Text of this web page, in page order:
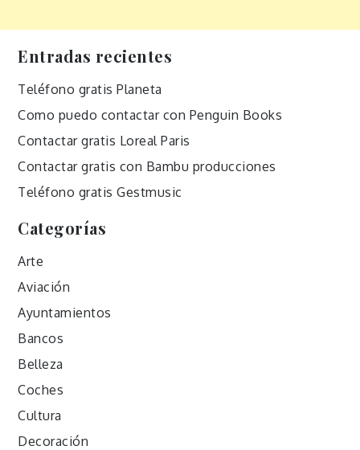
Entradas recientes
Teléfono gratis Planeta
Como puedo contactar con Penguin Books
Contactar gratis Loreal Paris
Contactar gratis con Bambu producciones
Teléfono gratis Gestmusic
Categorías
Arte
Aviación
Ayuntamientos
Bancos
Belleza
Coches
Cultura
Decoración